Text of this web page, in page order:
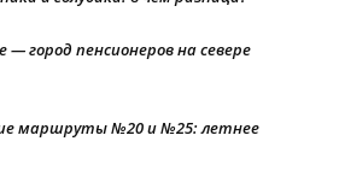
— город пенсионеров на севере
маршруты №20 и №25: летнее